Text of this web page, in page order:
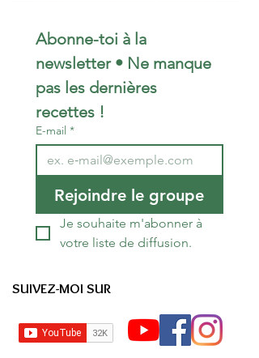
Moelleuse (Sans Œufs)
Abonne-toi à la
newsletter • Ne manque
pas les dernières
recettes !
E-mail *
Rejoindre le groupe
Je souhaite m'abonner à
votre liste de diffusion.
SUIVEZ-MOI SUR